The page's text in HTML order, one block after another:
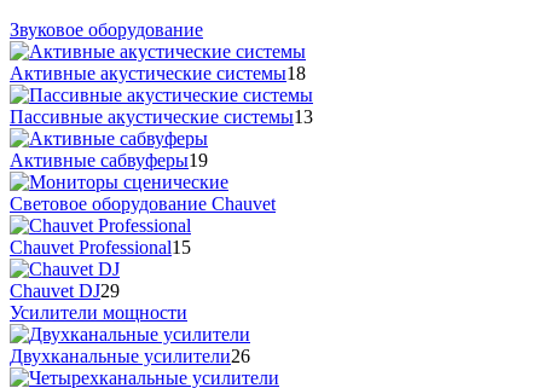
Звуковое оборудование
Активные акустические системы18
Пассивные акустические системы13
Активные сабвуферы19
Cветовое оборудование Chauvet
Chauvet Professional15
Chauvet DJ29
Усилители мощности
Двухканальные усилители26